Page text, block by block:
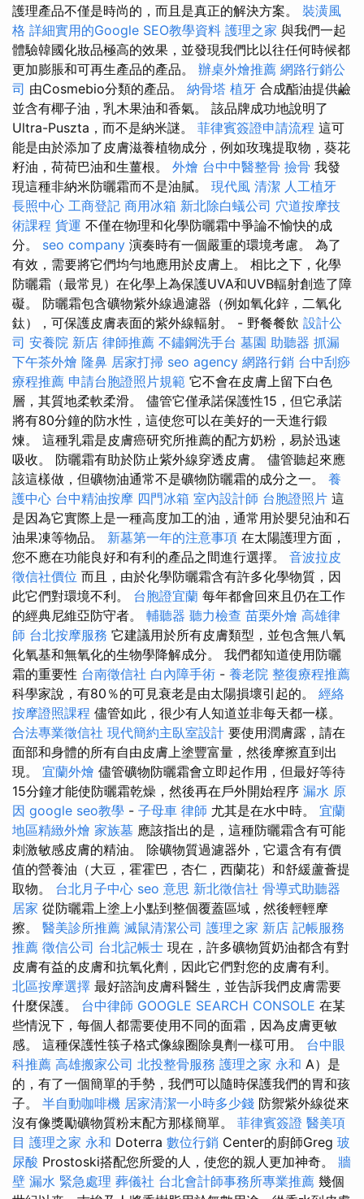
護理產品不僅是時尚的，而且是真正的解決方案。 裝潢風
格 詳細實用的Google SEO教學資料 護理之家 與我們一起
體驗韓國化妝品極高的效果，並發現我們比以往任何時候都
更加膨脹和可再生產品的產品。 辦桌外燴推薦 網路行銷公
司 由Cosmebio分類的產品。 納骨塔 植牙 合成酯油提供鹼
並含有椰子油，乳木果油和香氣。 該品牌成功地說明了
Ultra-Puszta，而不是納米謎。 菲律賓簽證申請流程 這可
能是由於添加了皮膚滋養植物成分，例如玫瑰提取物，葵花
籽油，荷荷巴油和生薑根。 外燴 台中中醫整骨 撿骨 我發
現這種非納米防曬霜而不是油膩。 現代風 清潔 人工植牙
長照中心 工商登記 商用冰箱 新北除白蟻公司 穴道按摩技
術課程 貨運 不僅在物理和化學防曬霜中爭論不愉快的成
分。 seo company 演奏時有一個嚴重的環境考慮。 為了
有效，需要將它們均勻地應用於皮膚上。 相比之下，化學
防曬霜（最常見）在化學上為保護UVA和UVB輻射創造了障
礙。 防曬霜包含礦物紫外線過濾器（例如氧化鋅，二氧化
鈦），可保護皮膚表面的紫外線輻射。 - 野餐餐飲 設計公
司 安養院 新店 律師推薦 不鏽鋼洗手台 墓園 助聽器 抓漏
下午茶外燴 隆鼻 居家打掃 seo agency 網路行銷 台中刮痧
療程推薦 申請台胞證照片規範 它不會在皮膚上留下白色
層，其質地柔軟柔滑。 儘管它僅承諾保護性15，但它承諾
將有80分鐘的防水性，這使您可以在美好的一天進行鍛
煉。 這種乳霜是皮膚癌研究所推薦的配方奶粉，易於迅速
吸收。 防曬霜有助於防止紫外線穿透皮膚。 儘管聽起來應
該這樣做，但礦物油通常不是礦物防曬霜的成分之一。 養
護中心 台中精油按摩 四門冰箱 室內設計師 台胞證照片 這
是因為它實際上是一種高度加工的油，通常用於嬰兒油和石
油果凍等物品。 新墓第一年的注意事項 在太陽護理方面，
您不應在功能良好和有利的產品之間進行選擇。 音波拉皮
徵信社價位 而且，由於化學防曬霜含有許多化學物質，因
此它們對環境不利。 台胞證宜蘭 每年都會回來且仍在工作
的經典尼維亞防守者。 輔聽器 聽力檢查 苗栗外燴 高雄律
師 台北按摩服務 它建議用於所有皮膚類型，並包含無八氧
化氧基和無氧化的生物學降解成分。 我們都知道使用防曬
霜的重要性 台南徵信社 白內障手術 - 養老院 整復療程推薦
科學家說，有80％的可見衰老是由太陽損壞引起的。 經絡
按摩證照課程 儘管如此，很少有人知道並非每天都一樣。
合法專業徵信社 現代簡約主臥室設計 要使用潤膚露，請在
面部和身體的所有自由皮膚上塗豐富量，然後摩擦直到出
現。 宜蘭外燴 儘管礦物防曬霜會立即起作用，但最好等待
15分鐘才能使防曬霜乾燥，然後再在戶外開始程序 漏水 原
因 google seo教學 - 子母車 律師 尤其是在水中時。 宜蘭
地區精緻外燴 家族墓 應該指出的是，這種防曬霜含有可能
刺激敏感皮膚的精油。 除礦物質過濾器外，它還含有有價
值的營養油（大豆，霍霍巴，杏仁，西蘭花）和舒緩蘆薈提
取物。 台北月子中心 seo 意思 新北徵信社 骨導式助聽器
居家 從防曬霜上塗上小點到整個覆蓋區域，然後輕輕摩
擦。 醫美診所推薦 滅鼠清潔公司 護理之家 新店 記帳服務
推薦 徵信公司 台北記帳士 現在，許多礦物質奶油都含有對
皮膚有益的皮膚和抗氧化劑，因此它們對您的皮膚有利。
北區按摩選擇 最好諮詢皮膚科醫生，並告訴我們皮膚需要
什麼保護。 台中律師 GOOGLE SEARCH CONSOLE 在某
些情況下，每個人都需要使用不同的面霜，因為皮膚更敏
感。 這種保護性筷子格式像線圈除臭劑一樣可用。 台中眼
科推薦 高雄搬家公司 北投整骨服務 護理之家 永和 A）是
的，有了一個簡單的手勢，我們可以隨時保護我們的胃和孩
子。 半自動咖啡機 居家清潔一小時多少錢 防禦紫外線從來
沒有像獎勵礦物質粉末配方那樣簡單。 菲律賓簽證 醫美項
目 護理之家 永和 Doterra 數位行銷 Center的廚師Greg 玻
尿酸 Prostoski搭配您所愛的人，使您的親人更加神奇。 牆
壁 漏水 緊急處理 葬儀社 台北會計師事務所專業推薦 幾個